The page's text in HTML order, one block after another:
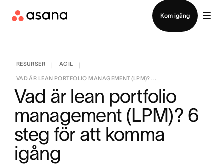
Kom igång
RESURSER AGIL
VAD ÄR LEAN PORTFOLIO MANAGEMENT (LPM)? ...
Vad är lean portfolio
management (LPM)? 6
steg för att komma
igång